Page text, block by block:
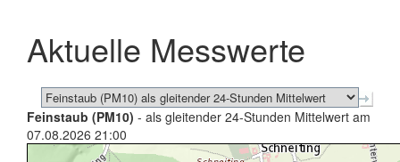
schließen
Aktuelle Messwerte
Feinstaub (PM10) - als gleitender 24-Stunden Mittelwert am
07.08.2026 21:00